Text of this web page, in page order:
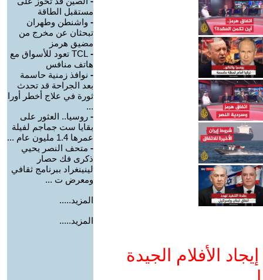
الأفلام الجيدة
مستقبل الطاقة
- واشنطن وطهران
تبحثان عن مخرج من
مضيق هرمز
-
TCL تعود للأسواق مع
هاتف منافس
- نوافذ زمنية حاسمة
بعد الجراحة قد تحدث
ثورة في علاج أخطر أورا
...
- روسيا.. العثور على
بقايا ست جماجم لفيلة
عمرها 1.4 مليون عام ...
- متحف النصر يحيي
ذكرى فك حصار
لينينغراد ببرنامج ثقافي
ومعرض ت ...
المزيد.....
المزيد.....